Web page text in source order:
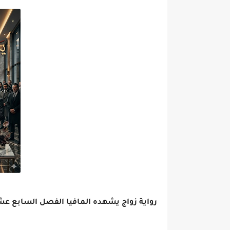
رواية زواج يشهده المافيا الفصل السابع عشر 17 بقلم روان